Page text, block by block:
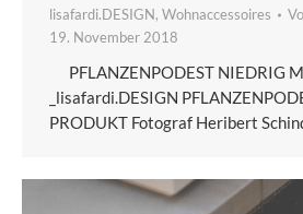
lisafardi.DESIGN, Wohnaccessoires
19. November 2018
PFLANZENPODEST NIEDRIG
_lisafardi.DESIGN
PRODUKT Fotograf Heribert